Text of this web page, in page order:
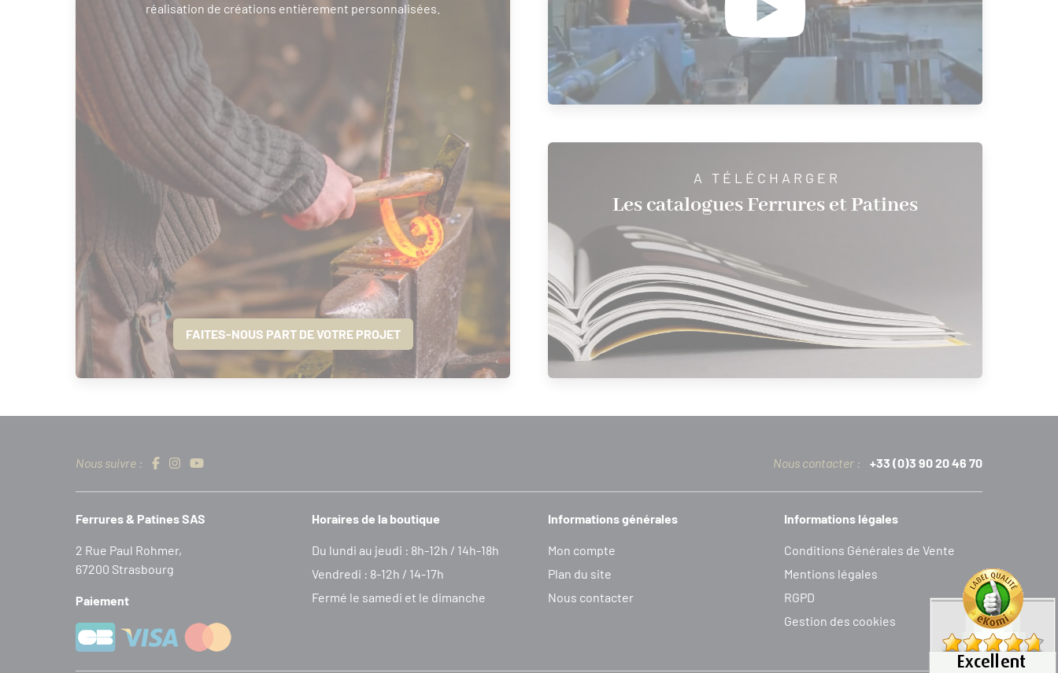
réalisation de créations entièrement personnalisées.
FAITES-NOUS PART DE VOTRE PROJET
A TÉLÉCHARGER
Les catalogues Ferrures et Patines
Nous suivre : Nous contacter : +33 (0)3 90 20 46 70
Ferrures & Patines SAS
2 Rue Paul Rohmer,
67200 Strasbourg
Paiement
Horaires de la boutique
Du lundi au jeudi : 8h-12h / 14h-18h
Vendredi : 8-12h / 14-17h
Fermé le samedi et le dimanche
Informations générales
Mon compte
Plan du site
Nous contacter
Informations légales
Conditions Générales de Vente
Mentions légales
RGPD
Gestion des cookies